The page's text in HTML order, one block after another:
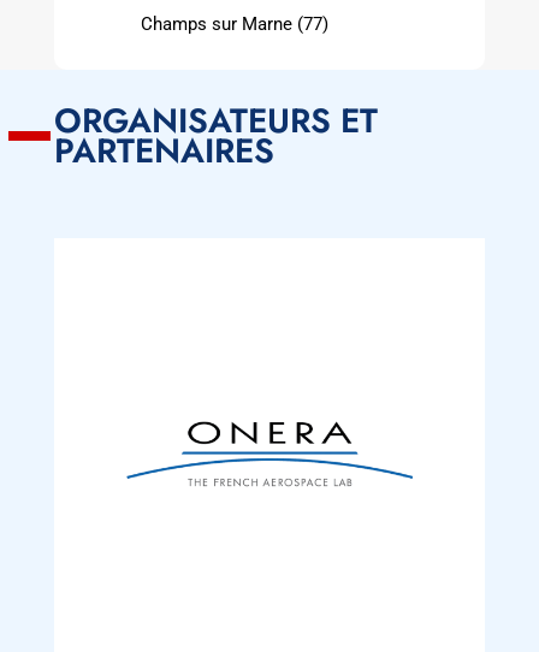
Champs sur Marne (77)
ORGANISATEURS ET
PARTENAIRES